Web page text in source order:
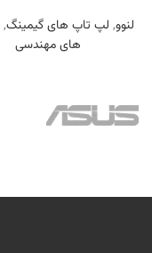
لنوو, لپ تاپ های گیمینگ,
های مهندسی